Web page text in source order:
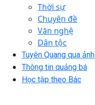
Thời sự
Chuyên đề
Văn nghệ
Dân tộc
Tuyên Quang qua ảnh
Thông tin quảng bá
Học tập theo Bác